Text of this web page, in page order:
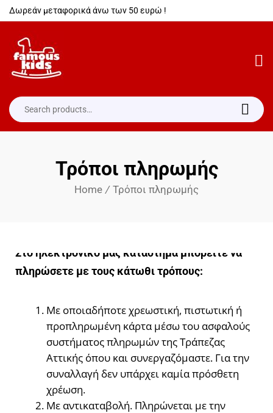
Δωρεάν μεταφορικά άνω των 50 ευρώ !
Τρόποι πληρωμής
Home / Τρόποι πληρωμής
Στο ηλεκτρονικό μας κατάστημα μπορείτε να
πληρώσετε με τους κάτωθι τρόπους:
Με οποιαδήποτε χρεωστική, πιστωτική ή
προπληρωμένη κάρτα μέσω του ασφαλούς
συστήματος πληρωμών της Τράπεζας
Αττικής όπου και συνεργαζόμαστε. Για την
συναλλαγή δεν υπάρχει καμία πρόσθετη
χρέωση.
Με αντικαταβολή. Πληρώνεται με την